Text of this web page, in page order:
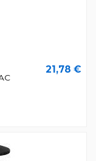
21,78 €